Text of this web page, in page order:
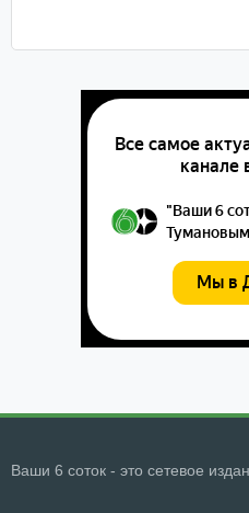
Ваши 6 соток - это сетевое